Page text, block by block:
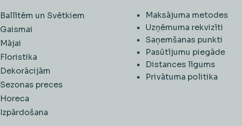
Ballītēm un Svētkiem
Gaismai
Mājai
Floristika
Dekorācijām
Sezonas preces
Horeca
​Izpārdošana
Maksājuma metodes
Uzņēmuma rekvizīti
Saņemšanas punkti
Pasūtījumu piegāde
Distances līgums
Privātuma politika